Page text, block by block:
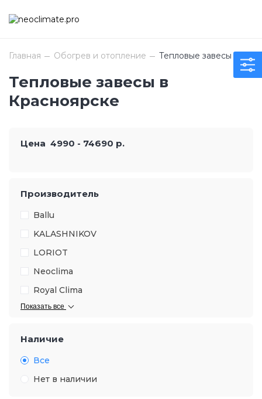
Главная Обогрев и отопление Тепловые завесы
Тепловые завесы в
Красноярске
Цена 4990 - 74690 р.
Производитель
Ballu
KALASHNIKOV
LORIOT
Neoclima
Royal Clima
Показать все
Наличие
Все
Нет в наличии